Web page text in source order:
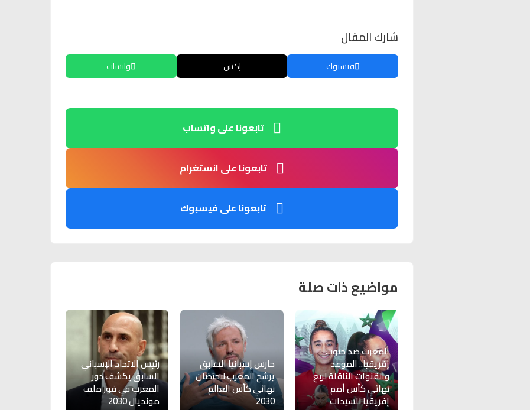
شارك المقال
فيسبوك إكس واتساب
تابعونا على واتساب
تابعونا على انستغرام
تابعونا على فيسبوك
مواضيع ذات صلة
المغرب ضد جنوب
إفريقيا.. الموعد
والقنوات الناقلة لربع
نهائي كأس أمم
إفريقيا للسيدات
حارس إسبانيا السابق
يرشح المغرب لاحتضان
نهائي كأس العالم
2030
رئيس الاتحاد الإسباني
السابق يكشف دور
المغرب في فوز ملف
مونديال 2030